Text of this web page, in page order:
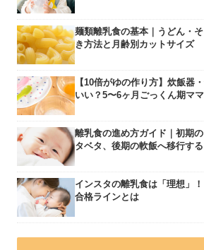
麺類離乳食の基本｜うどん・
き方法と月齢別カットサイズ
【10倍がゆの作り方】炊飯器
いい？5〜6ヶ月ごっくん期マ
離乳食の進め方ガイド｜初期
タベタ、後期の軟飯へ移行す
インスタの離乳食は「理想」
合格ラインとは